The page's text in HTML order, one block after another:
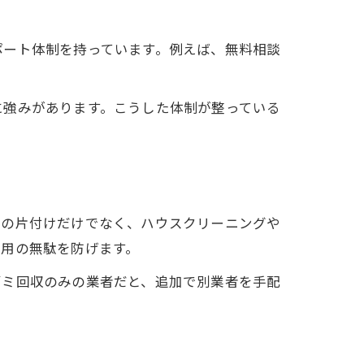
ト体制を持っています。例えば、無料相談
みがあります。こうした体制が整っている
片付けだけでなく、ハウスクリーニングや
の無駄を防げます。
回収のみの業者だと、追加で別業者を手配